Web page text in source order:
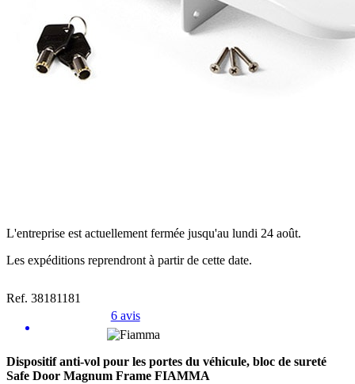
L'entreprise est actuellement fermée jusqu'au lundi 24 août.
Les expéditions reprendront à partir de cette date.
Ref. 38181181
6 avis
Dispositif anti-vol pour les portes du véhicule, bloc de sureté
Safe Door Magnum Frame FIAMMA